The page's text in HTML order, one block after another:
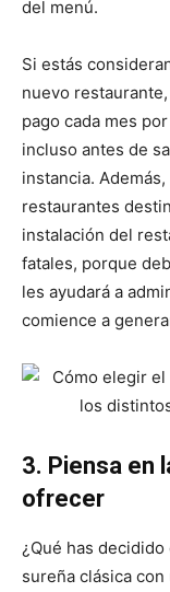
del menú.
Si estás
nuevo
pago cada mes
incluso antes de
instancia.
restaurantes
instalación del
fatales, porque
les ayudará a
comience a
3. Piensa en
ofrecer
¿Qué has
sureña clásica